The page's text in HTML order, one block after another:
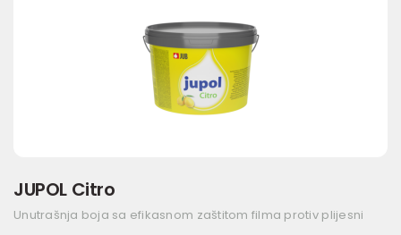
JUPOL Citro
Unutrašnja boja sa efikasnom zaštitom filma protiv plijesni